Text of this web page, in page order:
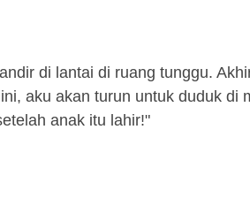
di lantai di ruang tunggu.
aku akan turun untuk duduk di
anak itu lahir!"